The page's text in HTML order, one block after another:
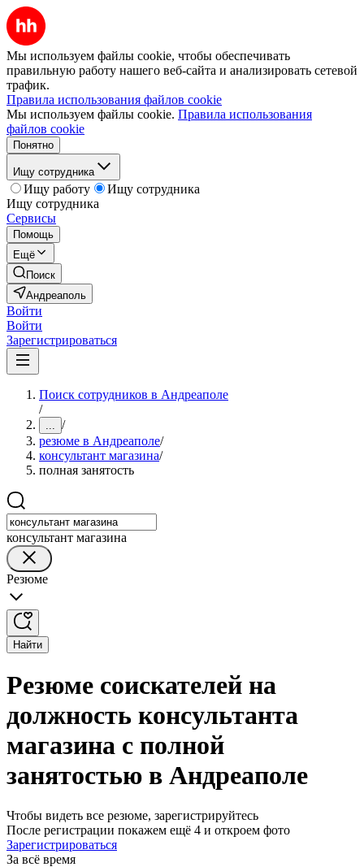
Мы используем файлы cookie, чтобы обеспечивать
правильную работу нашего веб-сайта и анализировать сетевой
трафик.
Правила использования файлов cookie
Мы используем файлы cookie. Правила использования
файлов cookie
Понятно
Ищу сотрудника
Ищу работу
Ищу сотрудника
Ищу сотрудника
Сервисы
Помощь
Ещё
Поиск
Андреаполь
Войти
Войти
Зарегистрироваться
Поиск сотрудников в Андреаполе
/
... /
резюме в Андреаполе/
консультант магазина/
полная занятость
консультант магазина
Резюме
Найти
Резюме соискателей на
должность консультанта
магазина с полной
занятостью в Андреаполе
Чтобы видеть все резюме, зарегистрируйтесь
После регистрации покажем ещё 4 и откроем фото
Зарегистрироваться
За всё время